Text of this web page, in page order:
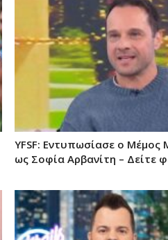
YFSF: Εντυπωσίασε ο Μέμος
ως Σοφία Αρβανίτη – Δείτε